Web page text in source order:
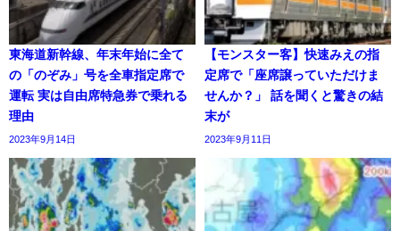
東海道新幹線、年末年始に全て
の「のぞみ」号を全車指定席で
運転 実は自由席特急券で乗れる
理由
2023年9月14日
【モンスター客】快速みえの指
定席で「座席譲っていただけま
せんか？」 話を聞くと驚きの結
末が
2023年9月11日